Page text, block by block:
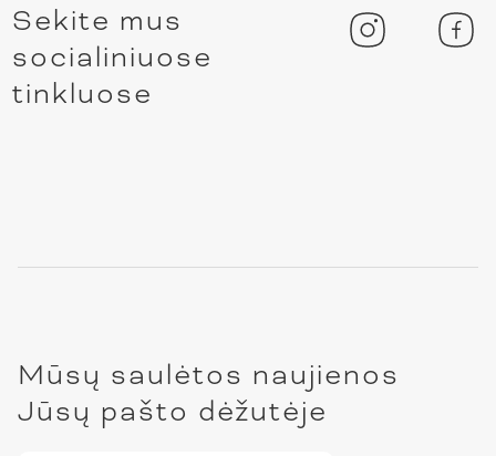
Sekite mus
socialiniuose
tinkluose
Mūsų saulėtos naujienos
Jūsų pašto dėžutėje